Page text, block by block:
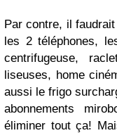
Par contre, il
les 2 téléphones,
centrifugeuse,
liseuses, home
aussi le frigo
abonnements
éliminer tout ça!